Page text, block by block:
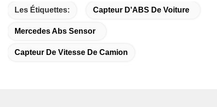
Les Étiquettes: Capteur D'ABS De Voiture
Mercedes Abs Sensor
Capteur De Vitesse De Camion